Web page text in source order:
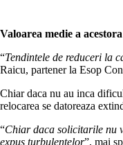
Valoarea medie a
“Tendintele de reduceri la
Raicu, partener la Esop
Chiar daca nu au inca
relocarea se datoreaza
“Chiar daca solicitarile nu
expus turbulentelor”, mai